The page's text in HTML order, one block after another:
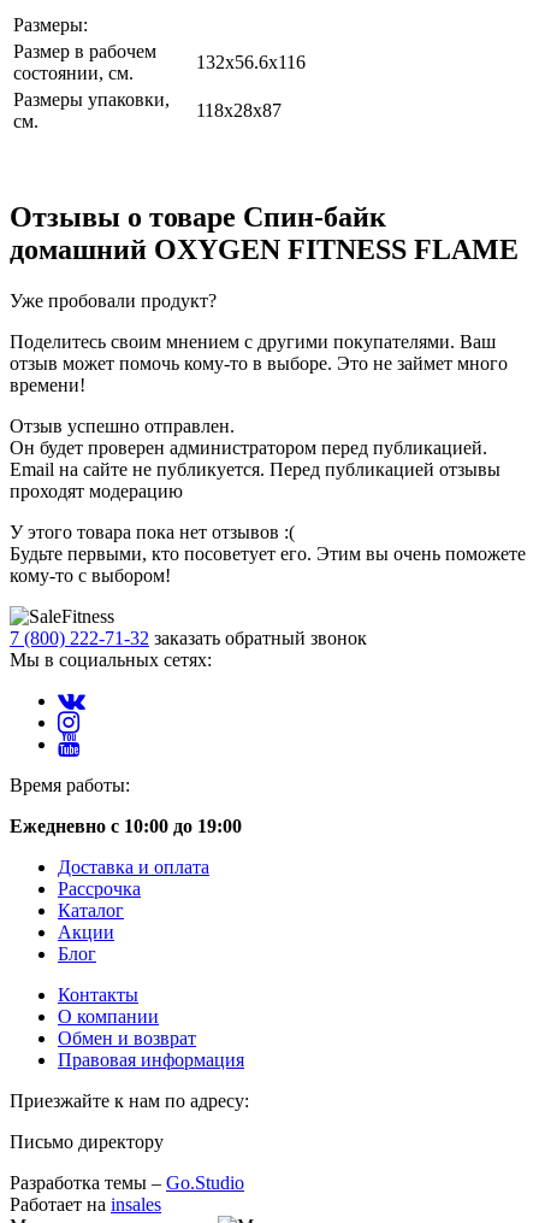
Размеры:
Размер в рабочем
состоянии, см.
132х56.6x116
Размеры упаковки,
см.
118х28x87
Отзывы о товаре Спин-байк
домашний OXYGEN FITNESS FLAME
Уже пробовали продукт?
Поделитесь своим мнением с другими покупателями. Ваш
отзыв может помочь кому-то в выборе. Это не займет много
времени!
Отзыв успешно отправлен.
Он будет проверен администратором перед публикацией.
Email на сайте не публикуется. Перед публикацией отзывы
проходят модерацию
У этого товара пока нет отзывов :(
Будьте первыми, кто посоветует его. Этим вы очень поможете
кому-то с выбором!
7 (800) 222-71-32 заказать обратный звонок
Мы в социальных сетях:
Время работы:
Ежедневно с 10:00 до 19:00
Доставка и оплата
Рассрочка
Каталог
Акции
Блог
Контакты
О компании
Обмен и возврат
Правовая информация
Приезжайте к нам по адресу:
Письмо директору
Разработка темы – Go.Studio
Работает на insales